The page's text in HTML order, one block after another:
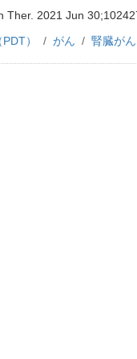
Ther. 2021 Jun
） がん 腎臓がん